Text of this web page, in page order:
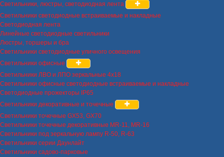
Светильники, люстры, светодиодная лента
Светильники светодиодные встраиваемые и накладные
Светодиодная лента
Линейные светодиодные светильники
Люстры, торшеры и бра
Светильники светодиодные уличного освещения
Светильники офисные
Светильники ЛВО и ЛПО зеркальные 4х18
Светильники офисные светодиодные встраиваемые и накладные
Светодиодные прожекторы IP65
Светильники декоративные и точечные
Светильники точечные GX53, GX70
Светильники точечные декоративные MR-11, MR-16
Светильники под зеркальную лампу R-50, R-63
Светильники серии Даунлайт
Светильники садово-парковые